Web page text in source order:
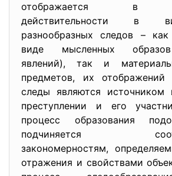
отображается в
действительности в
разнообразных следов –
виде мысленных
явлений), так и
предметов, их
следы являются
преступлении и его
процесс образования
подчиняется
закономерностям,
отражения и свойствами